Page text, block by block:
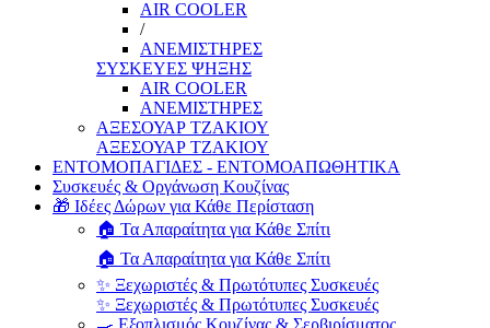
AIR COOLER
/
ΑΝΕΜΙΣΤΗΡΕΣ
ΣΥΣΚΕΥΕΣ ΨΗΞΗΣ
AIR COOLER
ΑΝΕΜΙΣΤΗΡΕΣ
ΑΞΕΣΟΥΑΡ ΤΖΑΚΙΟΥ
ΑΞΕΣΟΥΑΡ ΤΖΑΚΙΟΥ
ΕΝΤΟΜΟΠΑΓΙΔΕΣ - ΕΝΤΟΜΟΑΠΩΘΗΤΙΚΑ
Συσκευές & Οργάνωση Κουζίνας
🎁 Ιδέες Δώρων για Κάθε Περίσταση
🏠 Τα Απαραίτητα για Κάθε Σπίτι
🏠 Τα Απαραίτητα για Κάθε Σπίτι
✨ Ξεχωριστές & Πρωτότυπες Συσκευές
✨ Ξεχωριστές & Πρωτότυπες Συσκευές
🍳 Εξοπλισμός Κουζίνας & Σερβιρίσματος